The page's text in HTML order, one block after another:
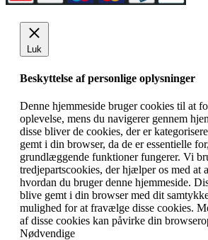
Luk
Beskyttelse af personlige oplysninger
Denne hjemmeside bruger cookies til at
oplevelse, mens du navigerer gennem
disse bliver de cookies, der er
gemt i din browser, da de er essentielle
grundlæggende funktioner fungerer. Vi
tredjepartscookies, der hjælper os med at
hvordan du bruger denne hjemmeside.
blive gemt i din browser med dit
mulighed for at fravælge disse cookies.
af disse cookies kan påvirke din
Nødvendige